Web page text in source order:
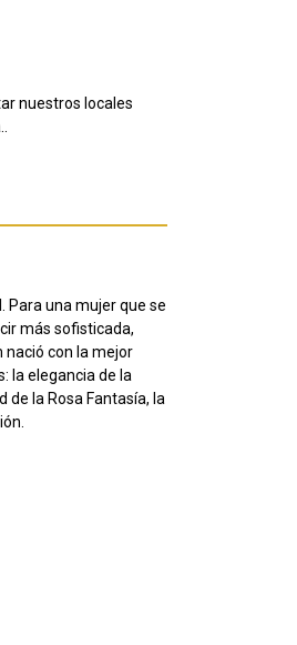
nuestros locales
Para una mujer que se
más sofisticada,
nació con la mejor
la elegancia de la
de la Rosa Fantasía, la